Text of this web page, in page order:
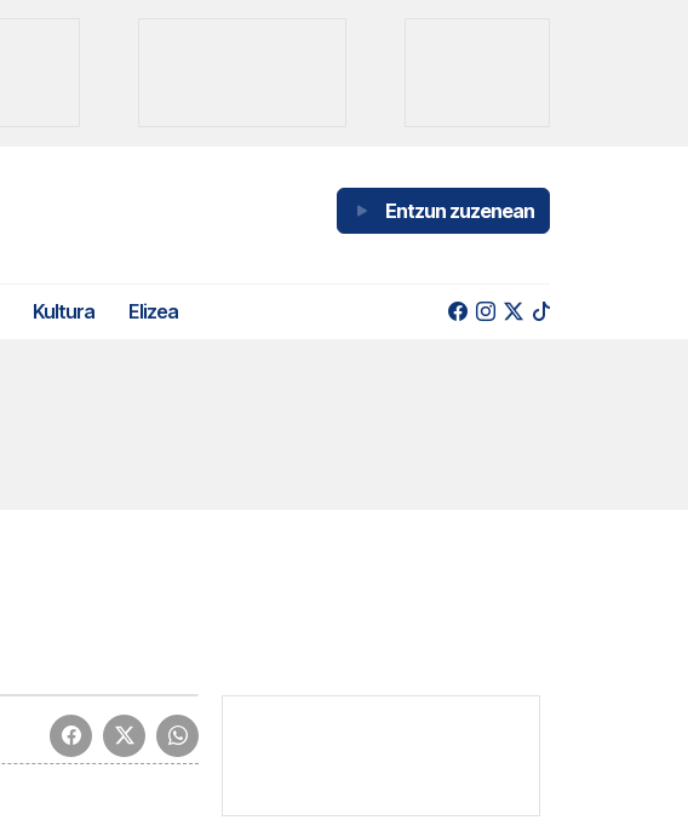
Entzun zuzenean
Kultura Elizea